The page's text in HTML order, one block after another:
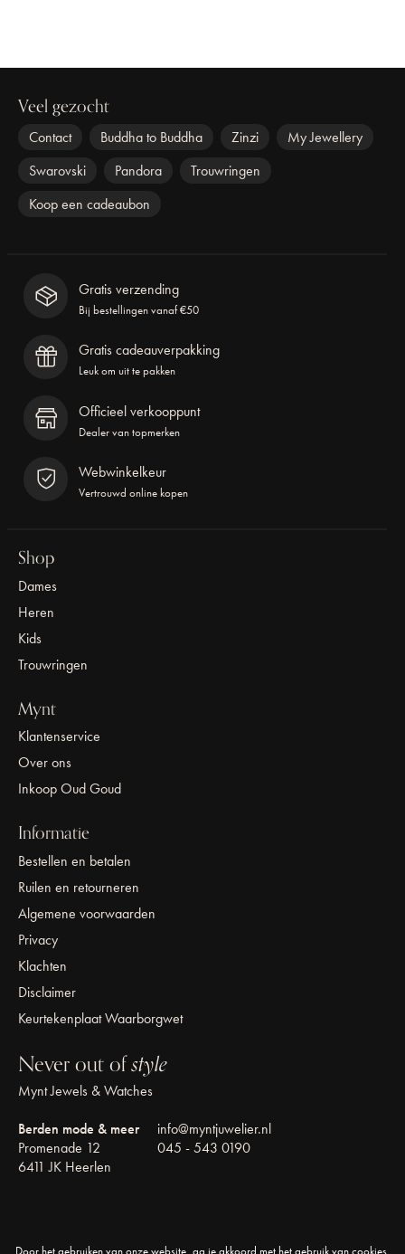
Veel gezocht
Contact Buddha to Buddha Zinzi
My Jewellery
Swarovski
Pandora
Trouwringen
Koop een cadeaubon
Gratis verzending
Bij bestellingen vanaf €50
Gratis cadeauverpakking
Leuk om uit te pakken
Officieel verkooppunt
Dealer van topmerken
Webwinkelkeur
Vertrouwd online kopen
Shop
Dames
Heren
Kids
Trouwringen
Mynt
Klantenservice
Over ons
Inkoop Oud Goud
Informatie
Bestellen en betalen
Ruilen en retourneren
Algemene voorwaarden
Privacy
Klachten
Disclaimer
Keurtekenplaat Waarborgwet
Never out ofstyle
Mynt Jewels & Watches
Berden mode & meer
Promenade 12
6411 JK Heerlen
info@myntjuwelier.nl
045 - 543 0190
Door het gebruiken van onze website, ga je akkoord met het gebruik van cookies